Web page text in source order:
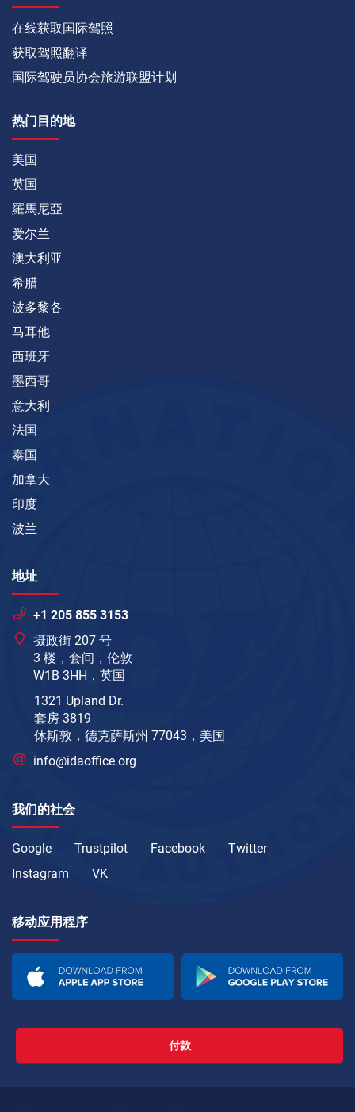
在线获取国际驾照
获取驾照翻译
国际驾驶员协会旅游联盟计划
热门目的地
美国
英国
羅馬尼亞
爱尔兰
澳大利亚
希腊
波多黎各
马耳他
西班牙
墨西哥
意大利
法国
泰国
加拿大
印度
波兰
地址
+1 205 855 3153
摄政街 207 号
3 楼，套间，伦敦
W1B 3HH，英国
1321 Upland Dr.
套房 3819
休斯敦，德克萨斯州 77043，美国
info@idaoffice.org
我们的社会
Google Trustpilot Facebook
Twitter
Instagram
VK
移动应用程序
付款